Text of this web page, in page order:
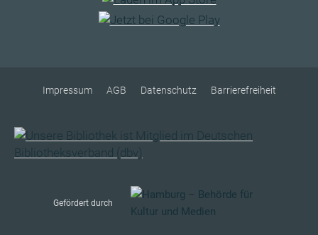
Impressum AGB Datenschutz Barrierefreiheit
Gefördert durch